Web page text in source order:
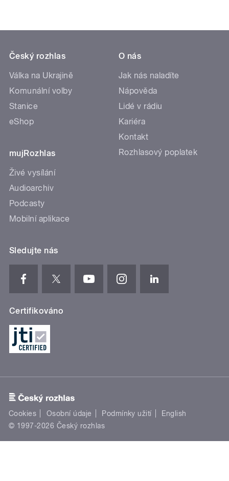
Český rozhlas
Válka na Ukrajině
Komunální volby
Stanice
eShop
mujRozhlas
Živé vysílání
Audioarchiv
Podcasty
Mobilní aplikace
O nás
Jak nás naladíte
Nápověda
Lidé v rádiu
Kariéra
Kontakt
Rozhlasový poplatek
Sledujte nás
Certifikováno
Cookies Osobní údaje Podmínky užití
English
© 1997-2026 Český rozhlas